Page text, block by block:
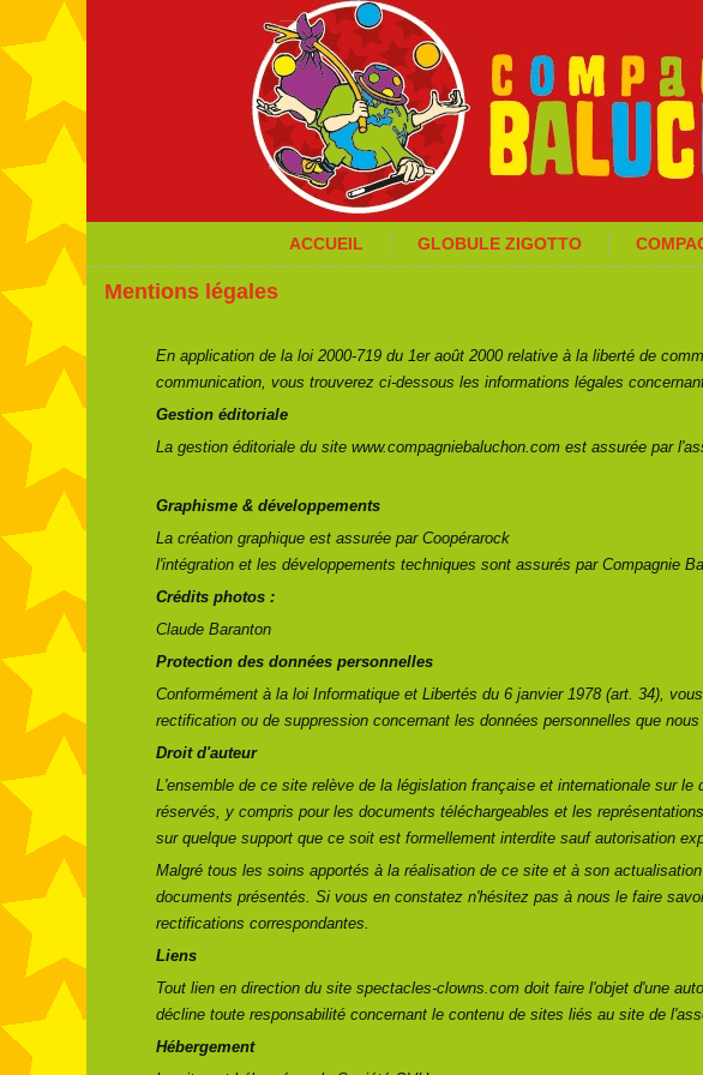
ACCUEIL GLOBULE ZIGOTTO
Mentions légales
En application de la loi 2000-719 du 1er août 2000 relative à la liberté de
communication, vous trouverez ci-dessous les informations légales
Gestion éditoriale
La gestion éditoriale du site www.compagniebaluchon.com est assurée par
Graphisme & développements
La création graphique est assurée par Coopérarock
l'intégration et les développements techniques sont assurés par Compagnie
Crédits photos :
Claude Baranton
Protection des données personnelles
Conformément à la loi Informatique et Libertés du 6 janvier 1978 (art. 34),
rectification ou de suppression concernant les données personnelles que
Droit d'auteur
L'ensemble de ce site relève de la législation française et internationale sur
réservés, y compris pour les documents téléchargeables et les
sur quelque support que ce soit est formellement interdite sauf autorisation
Malgré tous les soins apportés à la réalisation de ce site et à son
documents présentés. Si vous en constatez n'hésitez pas à nous le faire
rectifications correspondantes.
Liens
Tout lien en direction du site spectacles-clowns.com doit faire l'objet d'une
décline toute responsabilité concernant le contenu de sites liés au site de
Hébergement